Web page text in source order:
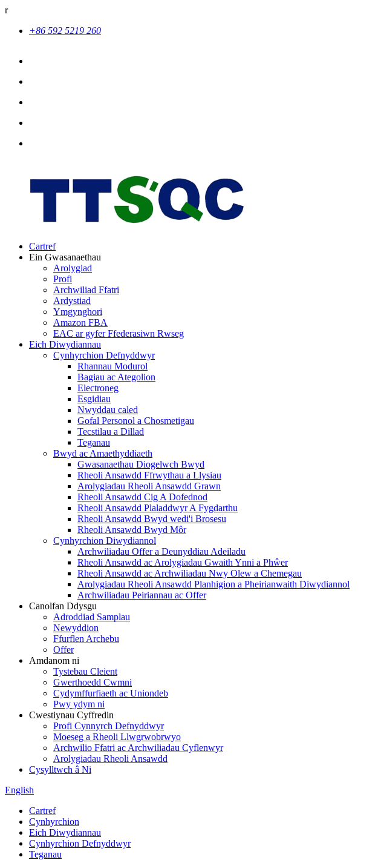
r
+86 592 5219 260
Cartref
Ein Gwasanaethau
Arolygiad
Profi
Archwiliad Ffatri
Ardystiad
Ymgynghori
Amazon FBA
EAC ar gyfer Ffederasiwn Rwseg
Eich Diwydiannau
Cynhyrchion Defnyddwyr
Rhannau Modurol
Bagiau ac Ategolion
Electroneg
Esgidiau
Nwyddau caled
Gofal Personol a Chosmetigau
Tecstilau a Dillad
Teganau
Bwyd ac Amaethyddiaeth
Gwasanaethau Diogelwch Bwyd
Rheoli Ansawdd Ffrwythau a Llysiau
Arolygiadau Rheoli Ansawdd Grawn
Rheoli Ansawdd Cig A Dofednod
Rheoli Ansawdd Plaladdwyr A Fygdarthu
Rheoli Ansawdd Bwyd wedi'i Brosesu
Rheoli Ansawdd Bwyd Môr
Cynhyrchion Diwydiannol
Archwiliadau Offer a Deunyddiau Adeiladu
Rheoli Ansawdd ac Arolygiadau Gwaith Ynni a Phŵer
Rheoli Ansawdd ac Archwiliadau Nwy Olew a Chemegau
Arolygiadau Rheoli Ansawdd Planhigion a Pheirianwaith Diwydiannol
Archwiliadau Peiriannau ac Offer
Canolfan Ddysgu
Adroddiad Samplau
Newyddion
Ffurflen Archebu
Offer
Amdanom ni
Tystebau Cleient
Gwerthoedd Cwmni
Cydymffurfiaeth ac Uniondeb
Pwy ydym ni
Cwestiynau Cyffredin
Profi Cynnyrch Defnyddwyr
Moeseg a Rheoli Llwgrwobrwyo
Archwilio Ffatri ac Archwiliadau Cyflenwyr
Arolygiadau Rheoli Ansawdd
Cysylltwch â Ni
English
Cartref
Cynhyrchion
Eich Diwydiannau
Cynhyrchion Defnyddwyr
Teganau